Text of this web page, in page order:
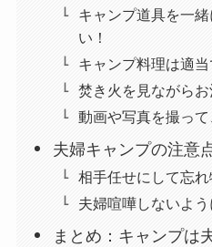
キャンプ道具を一
い！
キャンプ料理は適
焚き火を見ながらお
動画や写真を撮っ
夫婦キャンプの注意
相手任せにして忘れ
夫婦喧嘩しないよ
まとめ：キャンプは